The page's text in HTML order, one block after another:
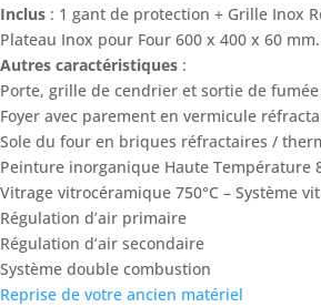
Inclus : 1 gant de protection + Grille Inox
Plateau Inox pour Four 600 x 400 x 60
Autres caractéristiques :
Porte, grille de cendrier et sortie de
Foyer avec parement en vermicule
Sole du four en briques réfractaires /
Peinture inorganique Haute Température
Vitrage vitrocéramique 750°C – Système
Régulation d’air primaire
Régulation d’air secondaire
Système double combustion
Reprise de votre ancien matériel